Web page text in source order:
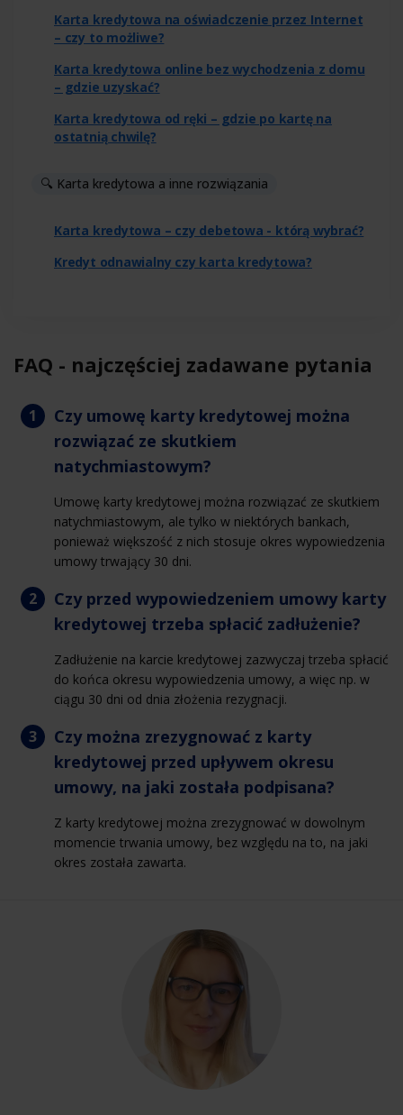
Karta kredytowa na oświadczenie przez Internet
– czy to możliwe?
Karta kredytowa online bez wychodzenia z domu
– gdzie uzyskać?
Karta kredytowa od ręki – gdzie po kartę na
ostatnią chwilę?
🔍 Karta kredytowa a inne rozwiązania
Karta kredytowa – czy debetowa - którą wybrać?
Kredyt odnawialny czy karta kredytowa?
FAQ - najczęściej zadawane pytania
Czy umowę karty kredytowej można
rozwiązać ze skutkiem
natychmiastowym?
Umowę karty kredytowej można rozwiązać ze skutkiem
natychmiastowym, ale tylko w niektórych bankach,
ponieważ większość z nich stosuje okres wypowiedzenia
umowy trwający 30 dni.
Czy przed wypowiedzeniem umowy karty
kredytowej trzeba spłacić zadłużenie?
Zadłużenie na karcie kredytowej zazwyczaj trzeba spłacić
do końca okresu wypowiedzenia umowy, a więc np. w
ciągu 30 dni od dnia złożenia rezygnacji.
Czy można zrezygnować z karty
kredytowej przed upływem okresu
umowy, na jaki została podpisana?
Z karty kredytowej można zrezygnować w dowolnym
momencie trwania umowy, bez względu na to, na jaki
okres została zawarta.